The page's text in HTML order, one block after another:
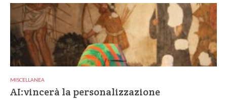
MISCELLANEA
AI:vincerà la personalizzazione